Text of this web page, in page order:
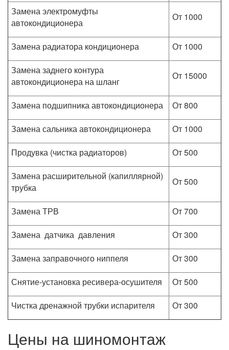
Замена электромуфты
автокондиционера
От 1000
Замена радиатора кондиционера
От 1000
Замена заднего контура
автокондиционера на шланг
От 15000
Замена подшипника автокондиционера
От 800
Замена сальника автокондиционера
От 1000
Продувка (чистка радиаторов)
От 500
Замена расширительной (капиллярной)
трубка
От 500
Замена ТРВ
От 700
Замена датчика давления
От 300
Замена заправочного ниппеля
От 300
Снятие-установка ресивера-осушителя
От 500
Чистка дренажной трубки испарителя
От 300
Цены на шиномонтаж